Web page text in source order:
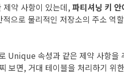
제약 사항이 있는데, 파티셔닝 키
으로 물리적인 저장소의 주소 역
Unique 속성과 같은 제약 사항을
보면, 거대 테이블을 처리하기 위